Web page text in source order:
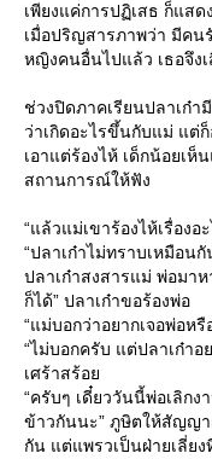
เพียงแค่การปฏิเสธ ก็แสด
เมื่อปริญสารภาพว่า มีคน
หญิงคนอื่นไปแล้ว เธอจึงเ
ช่วงปิดภาคเรียนปลาเก๋า
ว่าเกิดอะไรขึ้นกับแม่ แต่
เอาแต่ร้องไห้ เด็กน้อยเห็
สถานการณ์ให้ฟัง
“แล้วแม่เขาร้องไห้เรื่อง
“ปลาเก๋าไม่ทราบเหมือน
ปลาเก๋าสงสารแม่ พ่อมา
ก็ได้” ปลาเก๋าขอร้องพ่อ
“แม่บอกว่าอยากเจอพ่อหรื
“ไม่บอกครับ แต่ปลาเก๋าอ
เศร้าสร้อ
“ครับๆ เดี๋ยววันนี้พ่อเลิก
ข้าวกันนะ” ภูษิตให้สัญญา
กัน แต่แพรวเป็นฝ่ายเลี่ย